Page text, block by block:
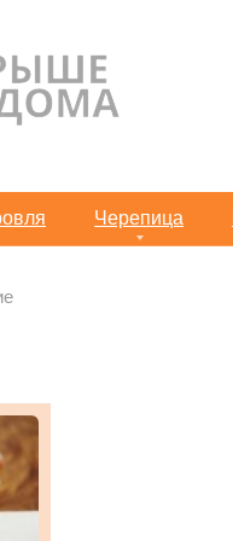
Черепица